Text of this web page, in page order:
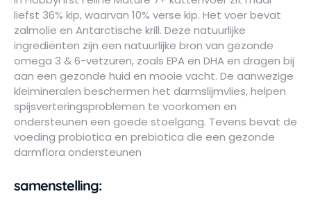
liefst 36% kip, waarvan 10% verse kip. Het voer bevat
zalmolie en Antarctische krill. Deze natuurlijke
ingrediënten zijn een natuurlijke bron van gezonde
omega 3 & 6-vetzuren, zoals EPA en DHA en dragen bij
aan een gezonde huid en mooie vacht. De aanwezige
kleimineralen beschermen het darmslijmvlies, helpen
spijsverteringsproblemen te voorkomen en
ondersteunen een goede stoelgang. Tevens bevat de
voeding probiotica en prebiotica die een gezonde
darmflora ondersteunen
samenstelling: